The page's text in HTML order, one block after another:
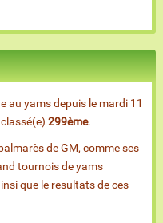
au yams depuis le mardi 11
299ème.
de GM, comme ses
tournois de yams
que le resultats de ces